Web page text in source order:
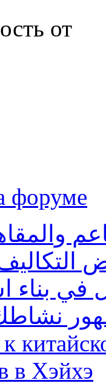
от
форуме
بناء
в Хэйхэ